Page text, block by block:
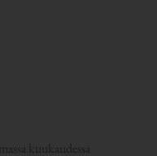
kuukaudessa